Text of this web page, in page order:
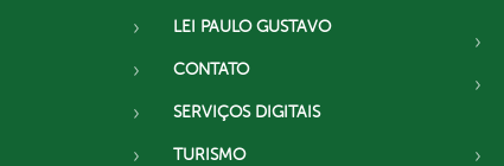
LEI PAULO GUSTAVO
CONTATO
SERVIÇOS DIGITAIS
TURISMO